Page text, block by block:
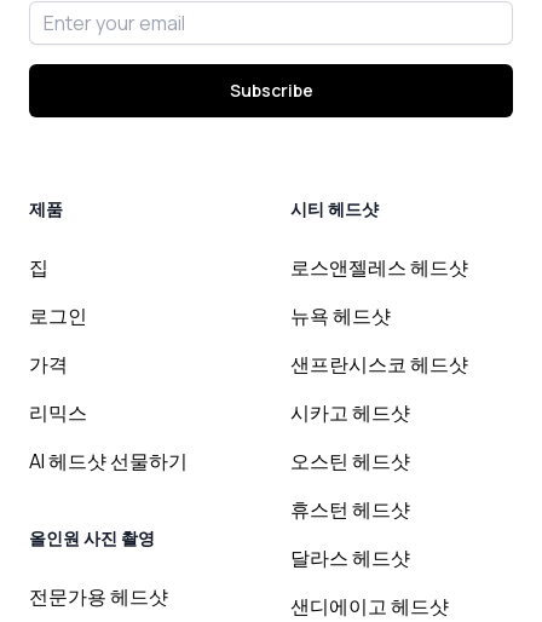
Email address
Subscribe
제품
집
로그인
가격
리믹스
AI 헤드샷 선물하기
올인원 사진 촬영
전문가용 헤드샷
시티 헤드샷
로스앤젤레스 헤드샷
뉴욕 헤드샷
샌프란시스코 헤드샷
시카고 헤드샷
오스틴 헤드샷
휴스턴 헤드샷
달라스 헤드샷
샌디에이고 헤드샷